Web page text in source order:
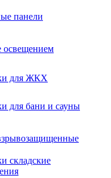
панели
освещением
для ЖКХ
для бани и сауны
складские